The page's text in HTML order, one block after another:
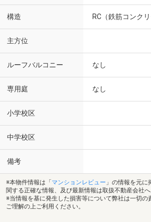
構造 RC（鉄筋コンクリ
主方位
ルーフバルコニー なし
専用庭 なし
小学校区
中学校区
備考
※本物件情報は「 マンションレビュー 」の情報を元に
関する正確な情報、及び最新情報は取扱不動産会社へ
※当情報を基に発生した損害等について弊社は一切の
ご理解の上ご利用ください。